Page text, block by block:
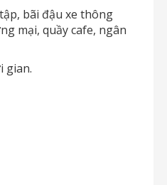
bãi đậu xe thông
mại, quầy cafe, ngân
gian.